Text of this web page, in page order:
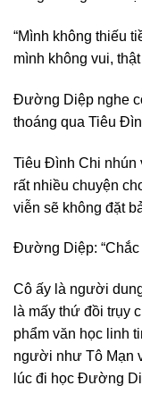
“Mình không thiếu
mình không vui,
Đường Diệp nghe
thoáng qua Tiêu
Tiêu Đình Chi nhún
rất nhiều chuyện
viễn sẽ không đặt
Đường Diệp:
Cô ấy là người
là mấy thứ đồi trụy
phẩm văn học linh
người như Tô Mạn
lúc đi học Đường